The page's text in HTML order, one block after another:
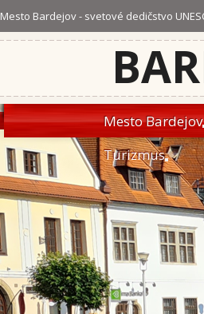
Mesto Bardejov - svetové dedičstvo
Mesto Bardejov
Turizmus